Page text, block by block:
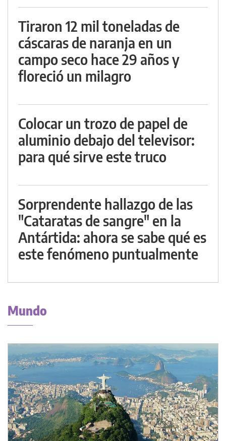
Tiraron 12 mil toneladas de
cáscaras de naranja en un
campo seco hace 29 años y
floreció un milagro
Colocar un trozo de papel de
aluminio debajo del televisor:
para qué sirve este truco
Sorprendente hallazgo de las
"Cataratas de sangre" en la
Antártida: ahora se sabe qué es
este fenómeno puntualmente
Mundo